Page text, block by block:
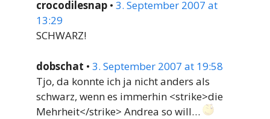
crocodilesnap • 3. September 2007 at
13:29
SCHWARZ!
dobschat • 3. September 2007 at 19:58
Tjo, da konnte ich ja nicht anders als
schwarz, wenn es immerhin <strike>die
Mehrheit</strike> Andrea so will…